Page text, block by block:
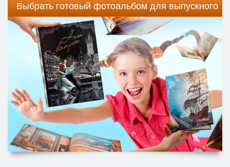
Выбрать готовый фотоальбом для выпускного